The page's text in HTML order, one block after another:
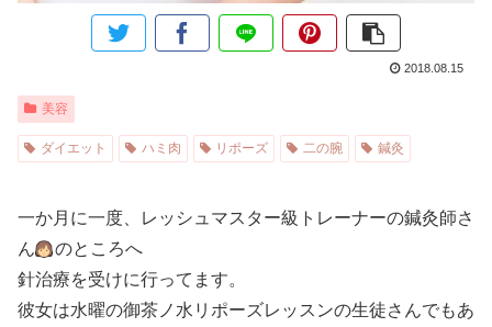
2018.08.15
美容
ダイエット ハミ肉 リポーズ 二の腕 鍼灸
一か月に一度、レッシュマスター級トレーナーの鍼灸師さ
ん
のところへ
針治療を受けに行ってます。
彼女は水曜の御茶ノ水リポーズレッスンの生徒さんでもあ